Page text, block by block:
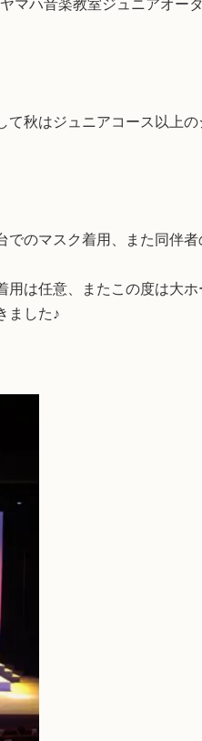
マハ音楽教室ジュニアオー
秋はジュニアコース以上の
でのマスク着用、また同伴
は任意、またこの度は大
ました♪